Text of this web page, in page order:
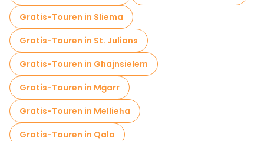
Gratis-Touren in Sliema
Gratis-Touren in St. Julians
Gratis-Touren in Ghajnsielem
Gratis-Touren in Mġarr
Gratis-Touren in Mellieħa
Gratis-Touren in Qala